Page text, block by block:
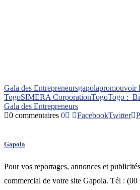
Gala des Entrepreneursgapolapromouvoir
TogoSIMERA CorporationTogoTogo :
Gala des Entrepreneurs
0 commentaires 0 FacebookTwitter
Gapola
Pour vos reportages, annonces et
commercial de votre site Gapola. Tél :